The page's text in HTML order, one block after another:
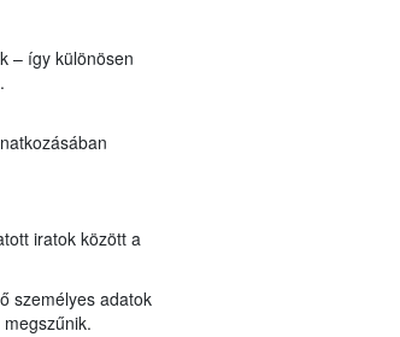
– így különösen
iratok között a
személyes adatok